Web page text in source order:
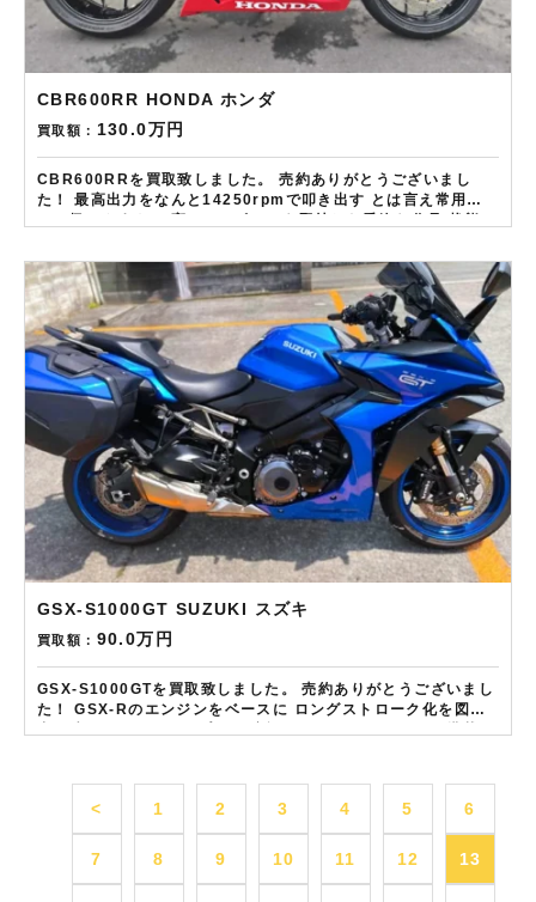
CBR600RR HONDA ホンダ
買取額： 130.0万円
CBR600RRを買取致しました。 売約ありがとうございまし
た！ 最高出力をなんと14250rpmで叩き出す とは言え常用域
LINE・HP・FB・Instagramからご依頼のお客様にAmazonギ
フトカード１万分を進呈しております！ さらに特典として↓↓↓
現在バイク査定ドットコムではキャンペーンとして次回
Amazonギフトカード1万円分が必ずもらえるスペシャルカード
を贈呈中です。2台目から半永続的に使えますし何とご紹介頂い
ても適用となります。無事成約しましたらAmazonギフト券を
贈呈致します！！！ ※但し50㏄以下の原付は除く。皆様のご用
命お待ちしております！！！
GSX-S1000GT SUZUKI スズキ
買取額： 90.0万円
GSX-S1000GTを買取致しました。 売約ありがとうございまし
た！ GSX-Rのエンジンをベースに ロングストローク化を図り
Instagramからご依頼のお客様にAmazonギフトカード１万分
を進呈しております！ さらに特典として↓↓↓ 現在バイク査定ド
ットコムではキャンペーンとして次回Amazonギフトカード1万
円分が必ずもらえるスペシャルカードを贈呈中です。2台目から
< 1 2 3 4 5 6
7 8 9 10 11 12 13